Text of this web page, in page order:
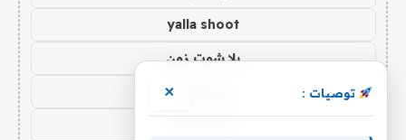
yalla shoot
يلا شوت زون
توصيات : ×